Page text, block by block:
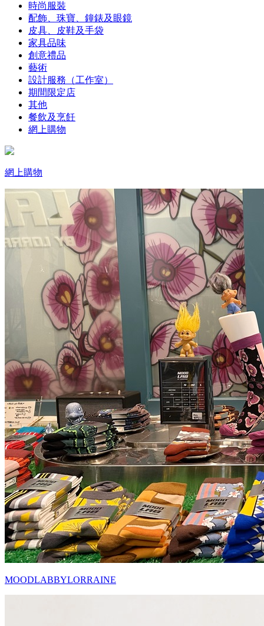
時尚服裝
配飾、珠寶、鐘錶及眼鏡
皮具、皮鞋及手袋
家具品味
創意禮品
藝術
設計服務（工作室）
期間限定店
其他
餐飲及烹飪
網上購物
網上購物
MOODLABBYLORRAINE